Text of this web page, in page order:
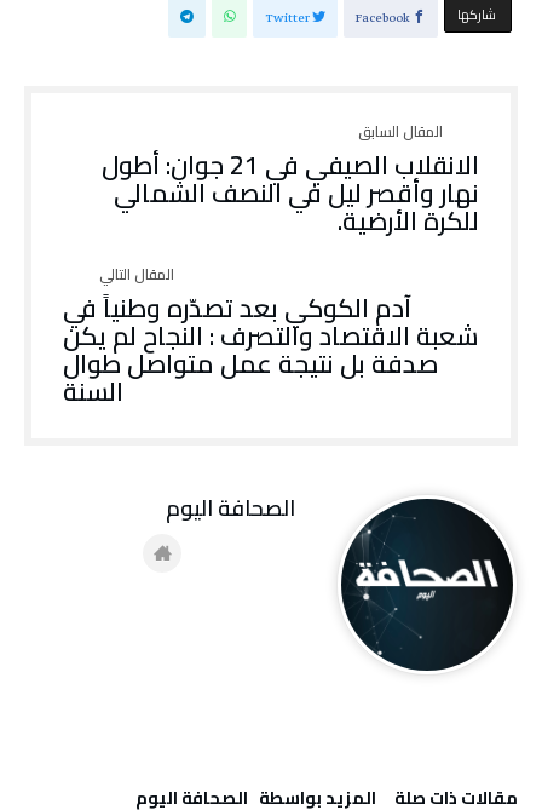
‫‫ شاركها‬ Facebook
Twitter
الانقلاب الصيفي في 21 جوان: أطول
نهار وأقصر ليل في النصف الشمالي
للكرة الأرضية.
آدم الكوكي بعد تصدّره وطنياً في
شعبة الاقتصاد والتصرف : النجاح لم يكن
صدفة بل نتيجة عمل متواصل طوال
السنة
‫مقالات ذات صلة‬ ‫‫المزيد بواسطة‬ ‬ ‭ ‬الصحافة‭ ‬اليوم